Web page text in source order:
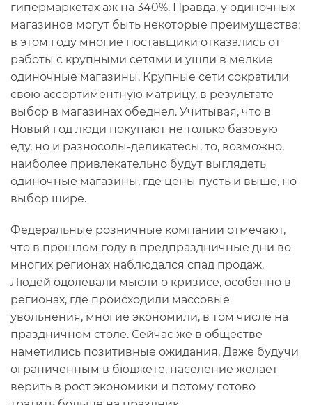
гипермаркетах аж на 340%. Правда, у одиночных
магазинов могут быть некоторые преимущества:
в этом году многие поставщики отказались от
работы с крупными сетями и ушли в мелкие
одиночные магазины. Крупные сети сократили
свою ассортиментную матрицу, в результате
выбор в магазинах обеднел. Учитывая, что в
Новый год люди покупают не только базовую
еду, но и разносолы-деликатесы, то, возможно,
наиболее привлекательно будут выглядеть
одиночные магазины, где цены пусть и выше, но
выбор шире.
Федеральные розничные компании отмечают,
что в прошлом году в предпраздничные дни во
многих регионах наблюдался спад продаж.
Людей одолевали мысли о кризисе, особенно в
регионах, где происходили массовые
увольнения, многие экономили, в том числе на
праздничном столе. Сейчас же в обществе
наметились позитивные ожидания. Даже будучи
ограниченным в бюджете, население желает
верить в рост экономики и потому готово